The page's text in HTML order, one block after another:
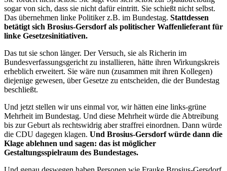
sogar von sich, dass sie nicht dafür eintritt. Sie schießt nicht selbst.
Das übernehmen linke Politiker z.B. im Bundestag. Stattdessen
betätigt sich Brosius-Gersdorf als politischer Waffenlieferant für
linke Gesetzesinitiativen.
Das tut sie schon länger. Der Versuch, sie als Richerin im
Bundesverfassungsgericht zu installieren, hätte ihren Wirkungskreis
erheblich erweitert. Sie wäre nun (zusammen mit ihren Kollegen)
diejenige gewesen, über Gesetze zu entscheiden, die der Bundestag
beschließt.
Und jetzt stellen wir uns einmal vor, wir hätten eine links-grüne
Mehrheit im Bundestag. Und diese Mehrheit würde die Abtreibung
bis zur Geburt als rechtswidrig aber straffrei einordnen. Dann würde
die CDU dagegen klagen. Und Brosius-Gersdorf würde dann die
Klage ablehnen und sagen: das ist möglicher
Gestaltungsspielraum des Bundestages.